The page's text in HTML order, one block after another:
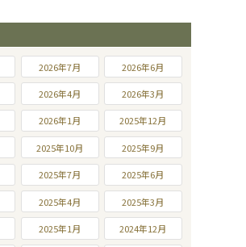
2026年7月 2026年6月
2026年4月 2026年3月
2026年1月 2025年12月
2025年10月 2025年9月
2025年7月 2025年6月
2025年4月 2025年3月
2025年1月 2024年12月